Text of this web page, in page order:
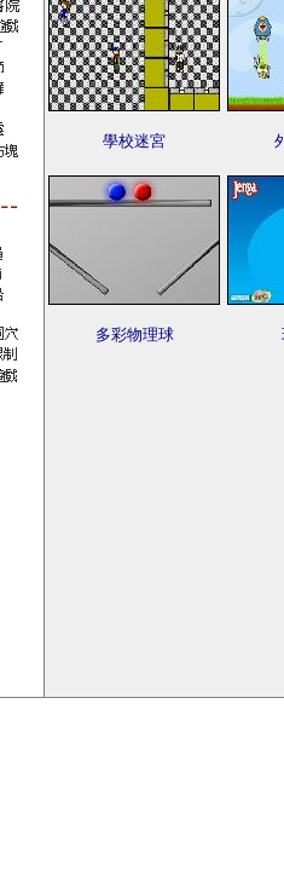
學校迷宮
多彩物理球